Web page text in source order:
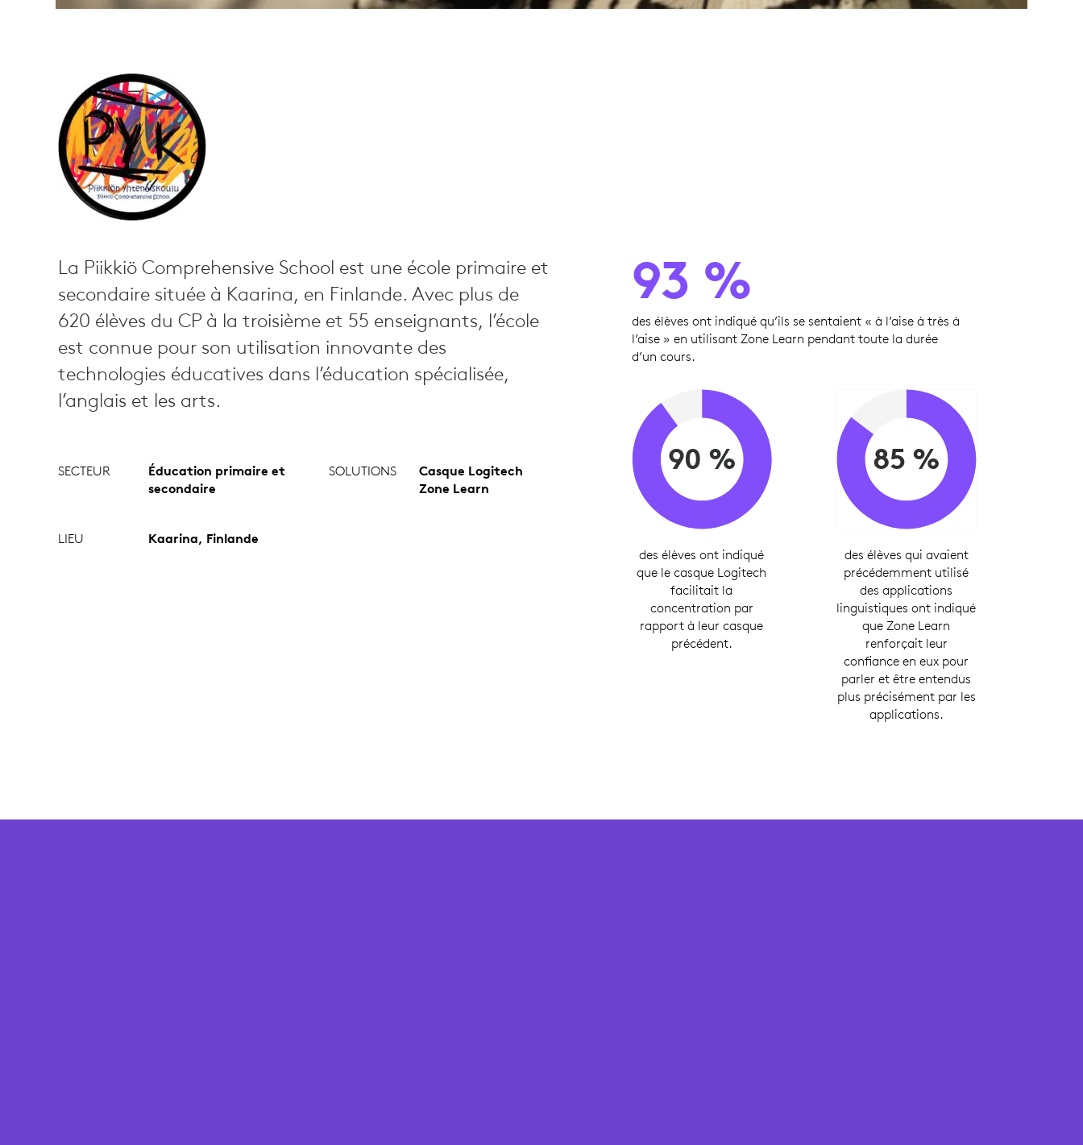
La Piikkiö Comprehensive School est une école primaire et
secondaire située à Kaarina, en Finlande. Avec plus de
620 élèves du CP à la troisième et 55 enseignants, l’école
est connue pour son utilisation innovante des
technologies éducatives dans l’éducation spécialisée,
l’anglais et les arts.
SECTEUR
Éducation primaire et
secondaire
SOLUTIONS
Casque Logitech
Zone Learn
LIEU Kaarina, Finlande
93 %
des élèves ont indiqué qu’ils se sentaient « à l’aise à très à
l’aise » en utilisant Zone Learn pendant toute la durée
d’un cours.
90 %
des élèves ont indiqué
que le casque Logitech
facilitait la
concentration par
rapport à leur casque
précédent.
85 %
des élèves qui avaient
précédemment utilisé
des applications
linguistiques ont indiqué
que Zone Learn
renforçait leur
confiance en eux pour
parler et être entendus
plus précisément par les
applications.